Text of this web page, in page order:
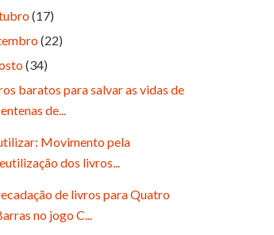
(17)
(22)
(34)
baratos para salvar as vidas de
de...
Movimento pela
dos livros...
de livros para Quatro
no jogo C...